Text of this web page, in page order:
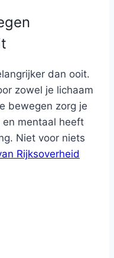
dan ooit.
zowel je lichaam
bewegen zorg je
mentaal heeft
Niet voor niets
Rijksoverheid